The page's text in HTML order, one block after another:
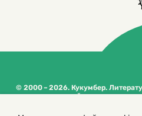
© 2000 – 2026. Кукумбер.
журнал для детей